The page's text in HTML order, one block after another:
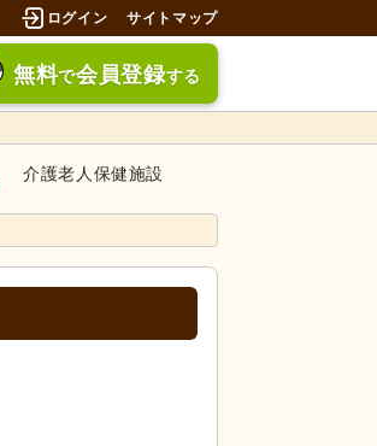
ログイン サイトマップ
無料で会員登録する
介護老人保健施設